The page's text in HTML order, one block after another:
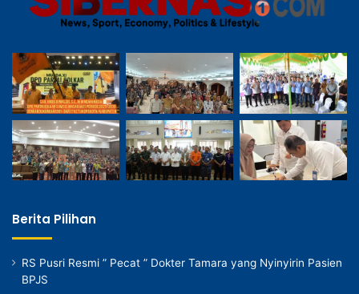
Berita Pilihan
RS Pusri Resmi ” Pecat ” Dokter Tamara yang Nyinyirin Pasien
BPJS